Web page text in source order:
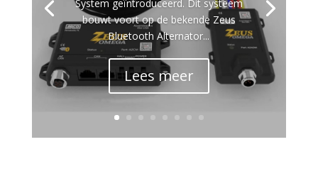
System geïntroduceerd. Dit systeem
bouwt voort op de bekende Zeus
Bluetooth Alternator...
Lees meer